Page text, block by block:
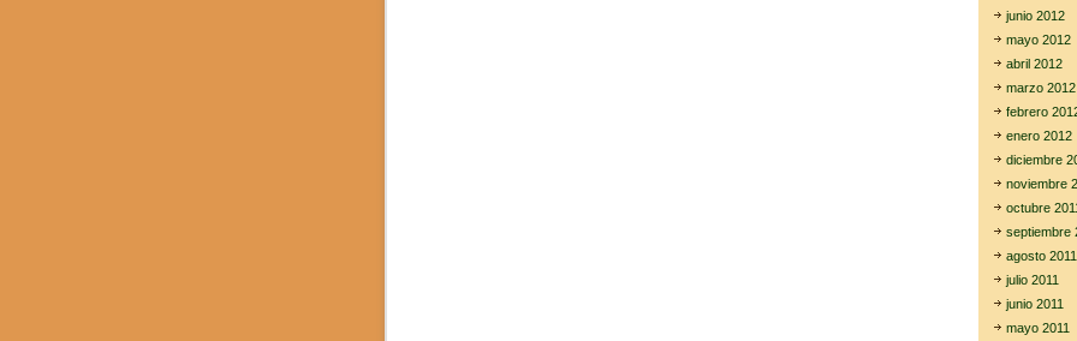
junio 2012
mayo 2012
abril 2012
marzo 2012
febrero
enero 2012
diciembre
noviembre
octubre
septiembre
agosto 2011
julio 2011
junio 2011
mayo 2011